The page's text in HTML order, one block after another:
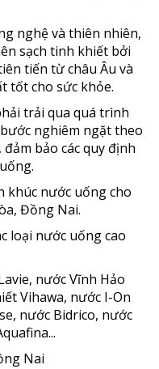
nghệ và thiên nhiên,
sạch tinh khiết bởi
tiến từ châu Âu và
tốt cho sức khỏe.
trải qua quá trình
nghiêm ngặt theo
bảo các quy định
khúc nước uống cho
Đồng Nai.
loại nước uống cao
nước Vĩnh Hảo
Vihawa, nước I-On
nước Bidrico, nước
Nai